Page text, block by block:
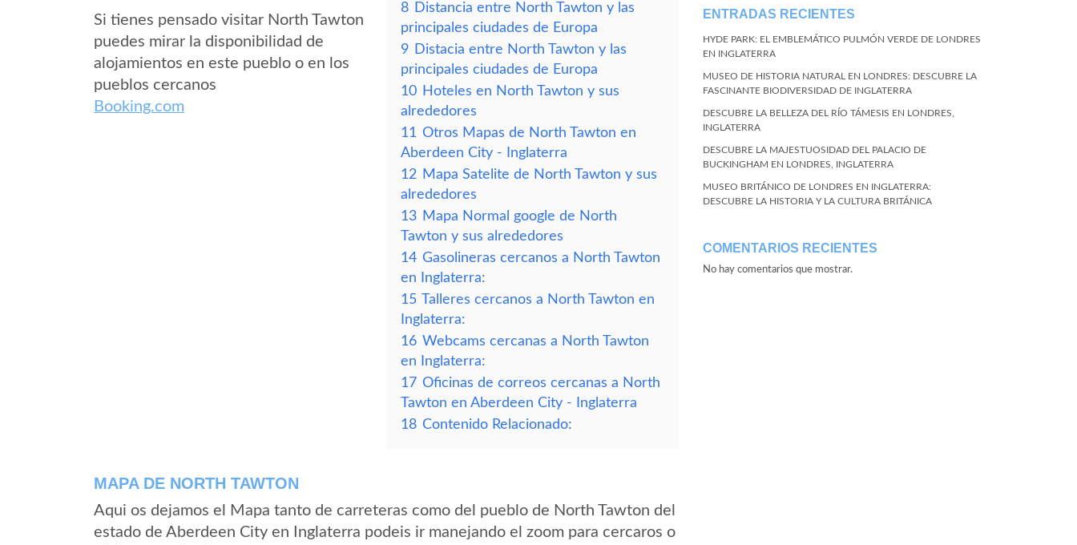
Si tienes pensado visitar North Tawton
puedes mirar la disponibilidad de
alojamientos en este pueblo o en los
pueblos cercanos
Booking.com
8 Distancia entre North Tawton y las
principales ciudades de Europa
9 Distacia entre North Tawton y las
principales ciudades de Europa
10 Hoteles en North Tawton y sus
alrededores
11 Otros Mapas de North Tawton en
Aberdeen City - Inglaterra
12 Mapa Satelite de North Tawton y sus
alrededores
13 Mapa Normal google de North
Tawton y sus alrededores
14 Gasolineras cercanos a North Tawton
en Inglaterra:
15 Talleres cercanos a North Tawton en
Inglaterra:
16 Webcams cercanas a North Tawton
en Inglaterra:
17 Oficinas de correos cercanas a North
Tawton en Aberdeen City - Inglaterra
18 Contenido Relacionado:
MAPA DE NORTH TAWTON
Aqui os dejamos el Mapa tanto de carreteras como del pueblo de North Tawton del
estado de Aberdeen City en Inglaterra podeis ir manejando el zoom para cercaros o
ENTRADAS RECIENTES
HYDE PARK: EL EMBLEMÁTICO PULMÓN VERDE DE LONDRES
EN INGLATERRA
MUSEO DE HISTORIA NATURAL EN LONDRES: DESCUBRE LA
FASCINANTE BIODIVERSIDAD DE INGLATERRA
DESCUBRE LA BELLEZA DEL RÍO TÁMESIS EN LONDRES,
INGLATERRA
DESCUBRE LA MAJESTUOSIDAD DEL PALACIO DE
BUCKINGHAM EN LONDRES, INGLATERRA
MUSEO BRITÁNICO DE LONDRES EN INGLATERRA:
DESCUBRE LA HISTORIA Y LA CULTURA BRITÁNICA
COMENTARIOS RECIENTES
No hay comentarios que mostrar.